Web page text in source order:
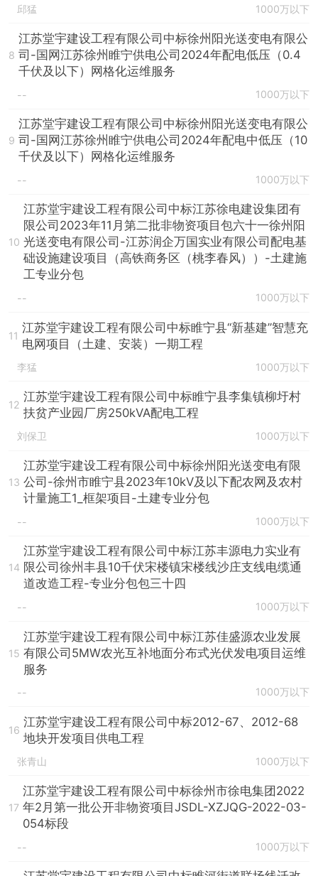
邱猛 1000万以下
8
江苏堂宇建设工程有限公司中标徐州阳光送变电有限公
司-国网江苏徐州睢宁供电公司2024年配电低压（0.4
千伏及以下）网格化运维服务
-- 1000万以下
9
江苏堂宇建设工程有限公司中标徐州阳光送变电有限公
司-国网江苏徐州睢宁供电公司2024年配电中低压（10
千伏及以下）网格化运维服务
-- 1000万以下
10
江苏堂宇建设工程有限公司中标江苏徐电建设集团有
限公司2023年11月第二批非物资项目包六十一徐州阳
光送变电有限公司-江苏润企万国实业有限公司配电基
础设施建设项目（高铁商务区（桃李春风））-土建施
工专业分包
-- 1000万以下
11
江苏堂宇建设工程有限公司中标睢宁县“新基建”智慧充
电网项目（土建、安装）一期工程
李猛 1000万以下
12
江苏堂宇建设工程有限公司中标睢宁县李集镇柳圩村
扶贫产业园厂房250kVA配电工程
刘保卫 1000万以下
13
江苏堂宇建设工程有限公司中标徐州阳光送变电有限
公司-徐州市睢宁县2023年10kV及以下配农网及农村
计量施工1_框架项目-土建专业分包
-- 1000万以下
14
江苏堂宇建设工程有限公司中标江苏丰源电力实业有
限公司徐州丰县10千伏宋楼镇宋楼线沙庄支线电缆通
道改造工程-专业分包包三十四
-- 1000万以下
15
江苏堂宇建设工程有限公司中标江苏佳盛源农业发展
有限公司5MW农光互补地面分布式光伏发电项目运维
服务
-- 1000万以下
16
江苏堂宇建设工程有限公司中标2012-67、2012-68
地块开发项目供电工程
张青山 1000万以下
17
江苏堂宇建设工程有限公司中标徐州市徐电集团2022
年2月第一批公开非物资项目JSDL-XZJQG-2022-03-
054标段
-- 1000万以下